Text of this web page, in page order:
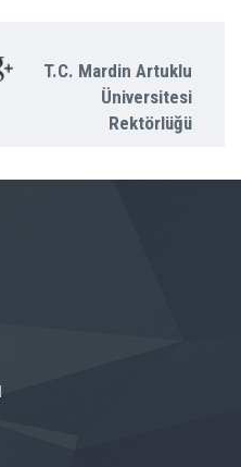
T.C. Mardin Artuklu
Üniversitesi
Rektörlüğü